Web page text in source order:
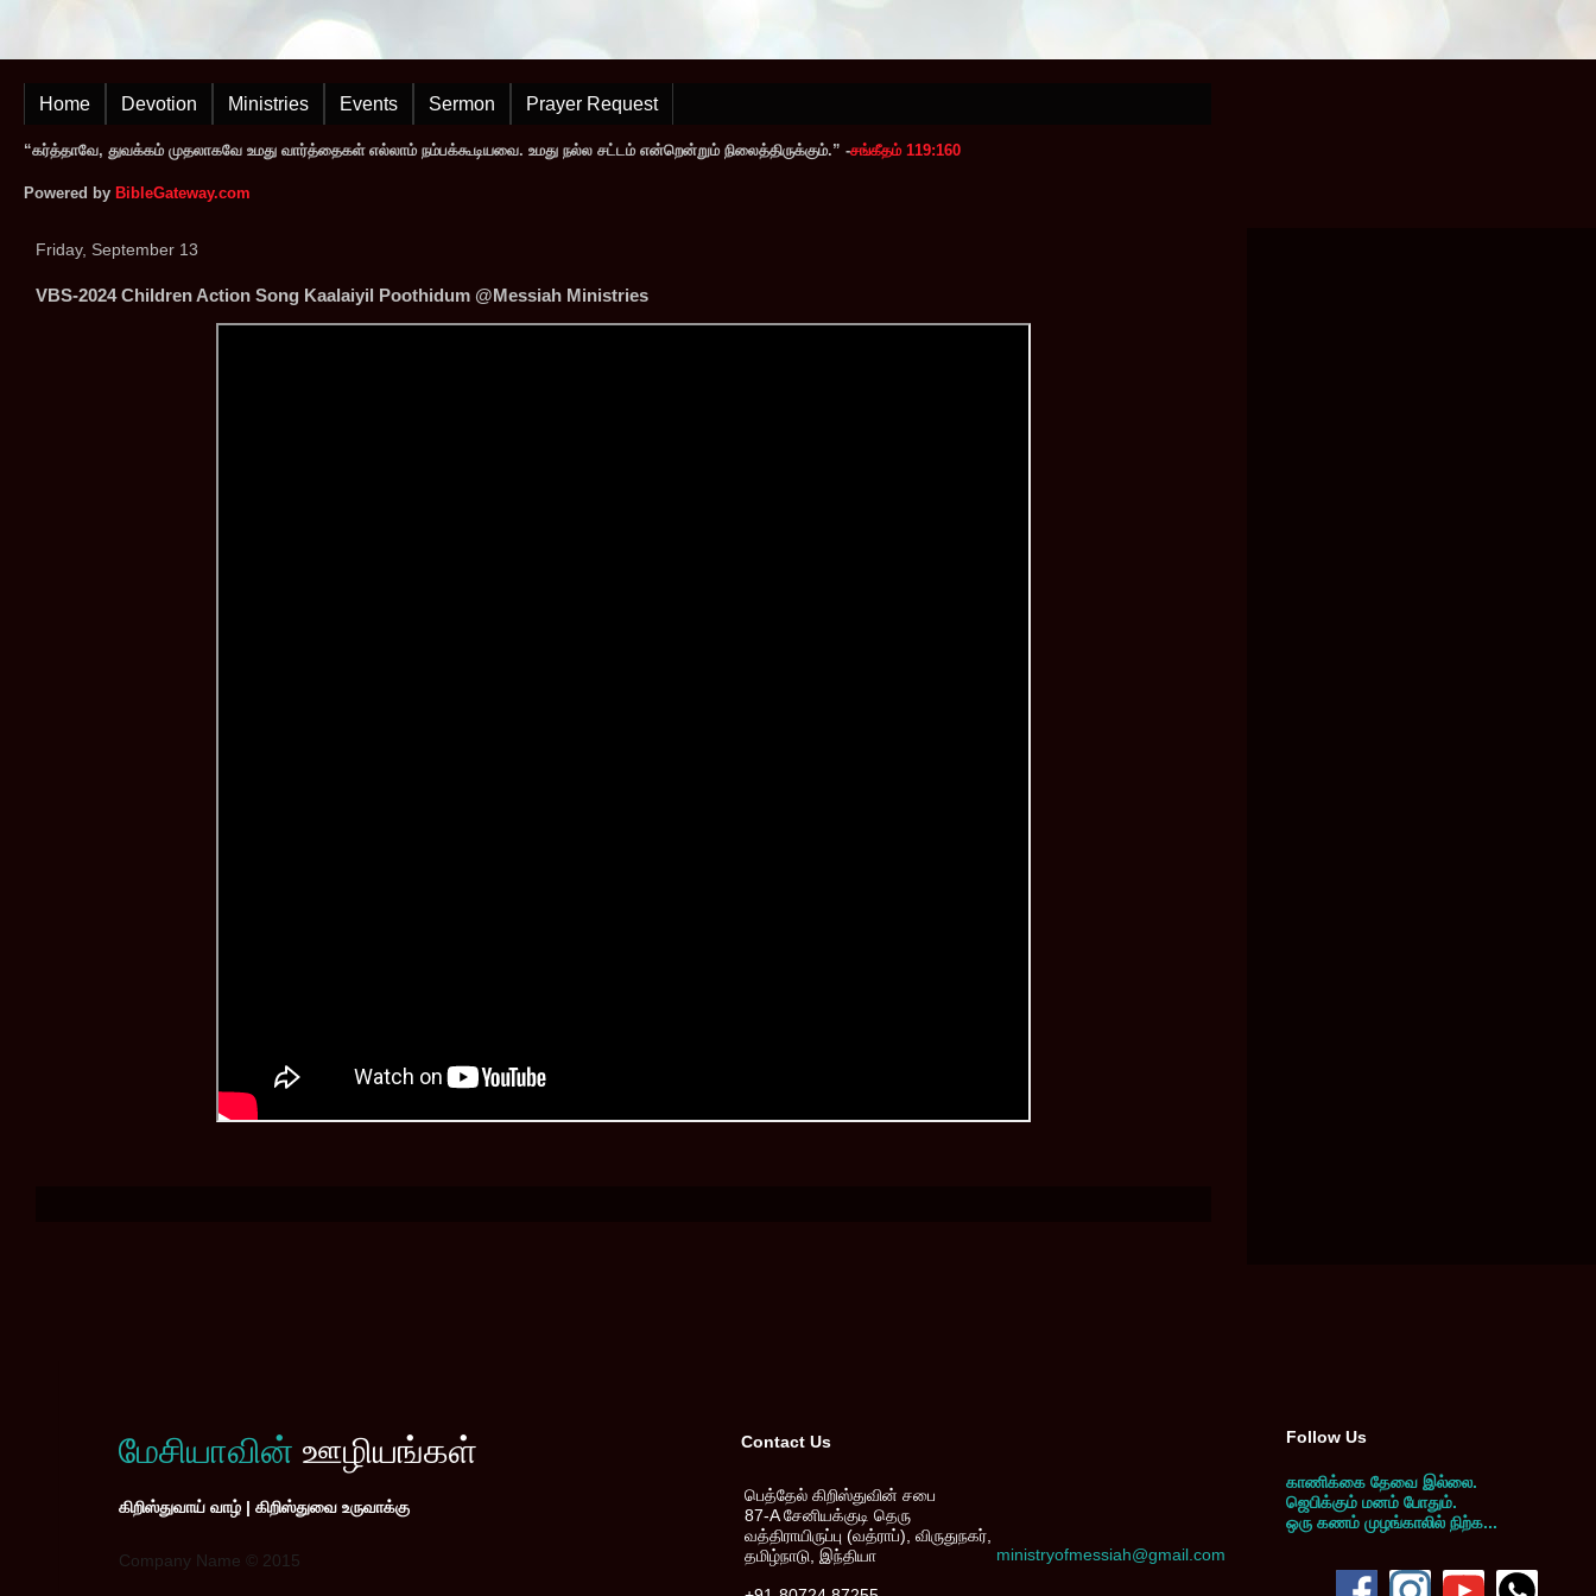
Home Devotion Ministries Events Sermon Prayer Request
“கர்த்தாவே, துவக்கம் முதலாகவே உமது வார்த்தைகள் எல்லாம் நம்பக்கூடியவை. உமது நல்ல சட்டம் என்றென்றும் நிலைத்திருக்கும்.” -சங்கீதம் 119:160
Powered by BibleGateway.com
Friday, September 13
VBS-2024 Children Action Song Kaalaiyil Poothidum @Messiah Ministries
மேசியாவின் ஊழியங்கள்
கிறிஸ்துவாய் வாழ் | கிறிஸ்துவை உருவாக்கு
Company Name © 2015
Contact Us
பெத்தேல் கிறிஸ்துவின் சபை
87-A சேனியக்குடி தெரு
வத்திராயிருப்பு (வத்ராப்), விருதுநகர்,
தமிழ்நாடு, இந்தியா
ministryofmessiah@gmail.com
Follow Us
காணிக்கை தேவை இல்லை.
ஜெபிக்கும் மனம் போதும்.
ஒரு கணம் முழங்காலில் நிற்க...